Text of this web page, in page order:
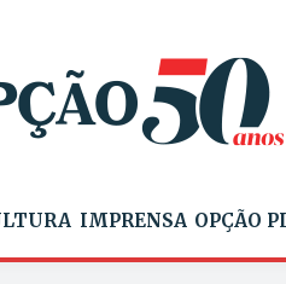
IMPRENSA OPÇÃO